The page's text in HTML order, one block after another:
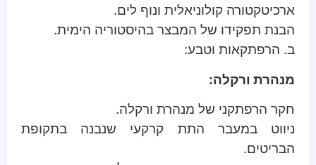
ארכיטקטורה קולוניאלית ונוף לים.
הבנת תפקידו של המבצר בהיסטוריה הימית.
ב. הרפתקאות וטבע:
מנהרת ורקלה:
חקר הרפתקני של מנהרת ורקלה.
ניווט במעבר התת קרקעי שנבנה בתקופת
הבריטים.